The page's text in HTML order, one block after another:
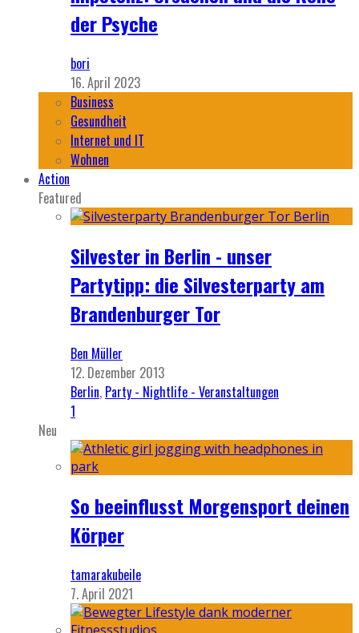
der Psyche
bori
16. April 2023
Business
Gesundheit
Internet und IT
Wohnen
Action
Featured
Silvester in Berlin - unser
Partytipp: die Silvesterparty am
Brandenburger Tor
Ben Müller
12. Dezember 2013
Berlin, Party - Nightlife - Veranstaltungen
1
Neu
So beeinflusst Morgensport deinen
Körper
tamarakubeile
7. April 2021